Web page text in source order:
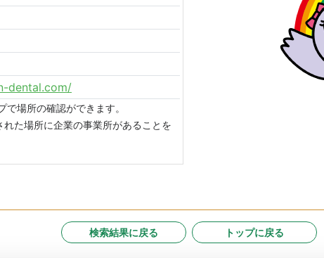
dental.com/
場所の確認ができます。
た場所に企業の事業所があることを
検索結果に戻る トップに戻る